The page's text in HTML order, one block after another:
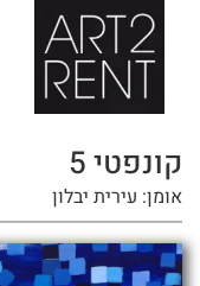
קונפטי 5
אומן: עירית יבלון